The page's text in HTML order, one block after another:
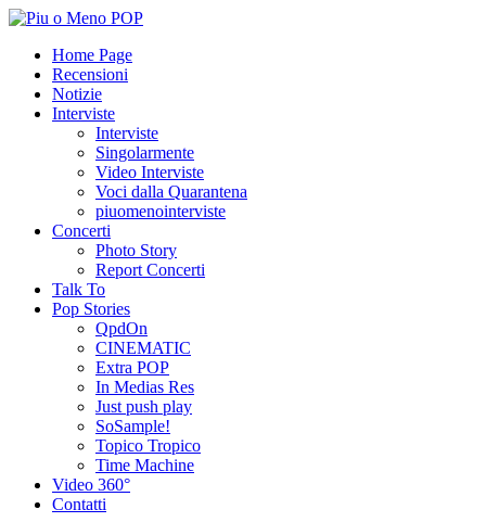
Home Page
Recensioni
Notizie
Interviste
Interviste
Singolarmente
Video Interviste
Voci dalla Quarantena
piuomenointerviste
Concerti
Photo Story
Report Concerti
Talk To
Pop Stories
QpdOn
CINEMATIC
Extra POP
In Medias Res
Just push play
SoSample!
Topico Tropico
Time Machine
Video 360°
Contatti